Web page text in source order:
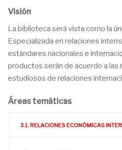
Visión
La biblioteca será vista como la
Especializada en relaciones
estándares nacionales e
productos serán de acuerdo a las
estudiosos de relaciones
Áreas temáticas
3.1. RELACIONES ECONÓMICAS